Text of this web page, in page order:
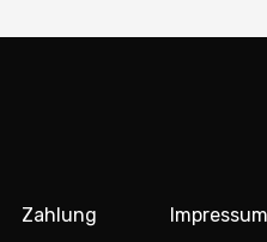
Zahlung Impressum